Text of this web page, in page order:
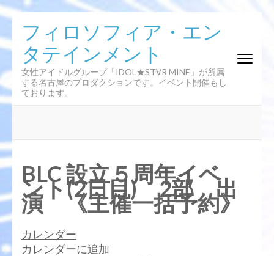
コ
テ
ツ
へ
ス
プ
(Enter
押
す)
フィロソフィア・エン
タテインメント
女性アイドルグループ「IDOL★ST∀R MINE」が所属
する名古屋のプロダクションです。イベント開催もし
ております。
BLC 設立５周年イベ
ント(2日目) 2部 出
演 《主催一括予約》
カレンダー
カレンダーに追加